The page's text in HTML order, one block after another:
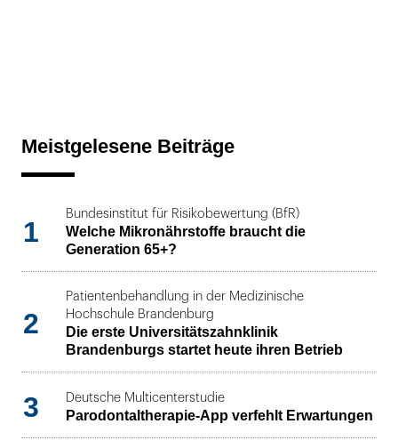
Meistgelesene Beiträge
1
Bundesinstitut für Risikobewertung (BfR)
Welche Mikronährstoffe braucht die
Generation 65+?
2
Patientenbehandlung in der Medizinische
Hochschule Brandenburg
Die erste Universitätszahnklinik
Brandenburgs startet heute ihren Betrieb
3 Deutsche Multicenterstudie
Parodontaltherapie-App verfehlt Erwartungen